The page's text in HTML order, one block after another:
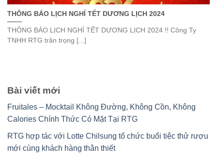
THÔNG BÁO LỊCH NGHỈ TẾT DƯƠNG LỊCH 2024
THÔNG BÁO LỊCH NGHỈ TẾT DƯƠNG LỊCH 2024 !! Công Ty
TNHH RTG trân trọng [...]
Bài viết mới
Fruitales – Mocktail Không Đường, Không Cồn, Không
Calories Chính Thức Có Mặt Tại RTG
RTG hợp tác với Lotte Chilsung tổ chức buổi tiệc thử rượu
mới cùng khách hàng thân thiết